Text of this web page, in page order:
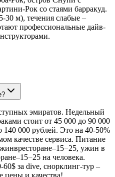
Рок со стаями барракуд.
30 м), течения слабые –
профессиональные дайв-
эмиратов. Недельный
стоит от 45 000 до 90 000
140 000 рублей. Это на 40-50%
качестве сервиса. Питание
ужин в
на человека.
за dive, снорклинг-тур –
цены и качества!